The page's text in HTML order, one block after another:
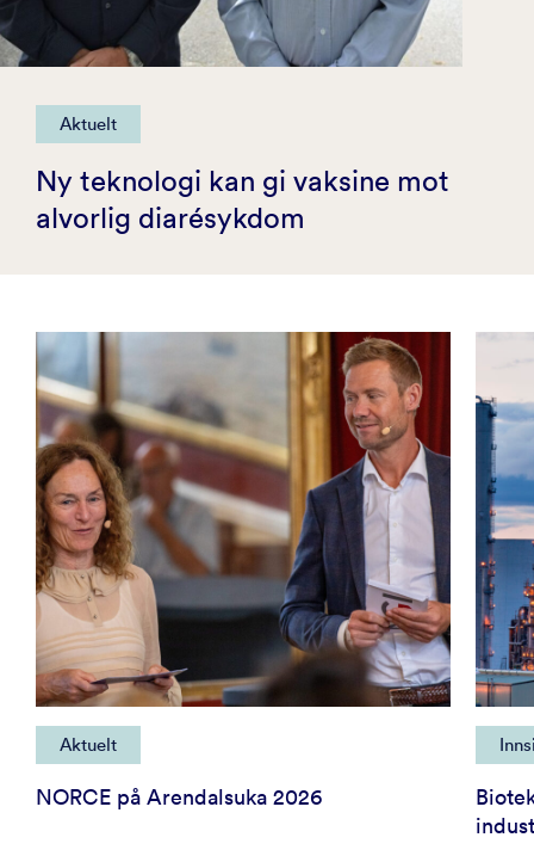
Aktuelt
Ny teknologi kan gi vaksine mot
alvorlig diarésykdom
Aktuelt
NORCE på Arendalsuka 2026